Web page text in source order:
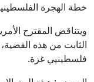
خطة الهجرة
ويتناقض المقترح
الثابت من هذه
فلسطينيي غزة.